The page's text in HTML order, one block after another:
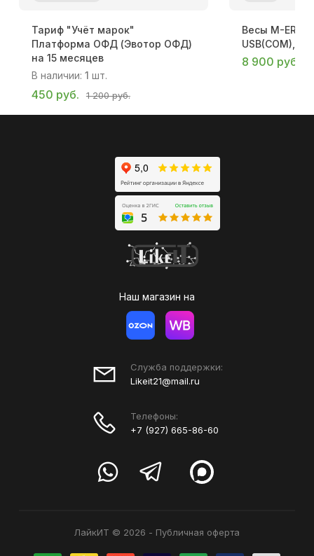
Тариф "Учёт марок"
Платформа ОФД (Эвотор ОФД)
на 15 месяцев
В наличии: 1 шт.
450 руб. 1 200 руб.
Весы M-ER
USB(COM),
8 900 руб.
Наш магазин на
Служба поддержки:
Likeit21@mail.ru
Телефоны:
+7 (927) 665-86-60
ЛайкИТ © 2026 - Публичная оферта